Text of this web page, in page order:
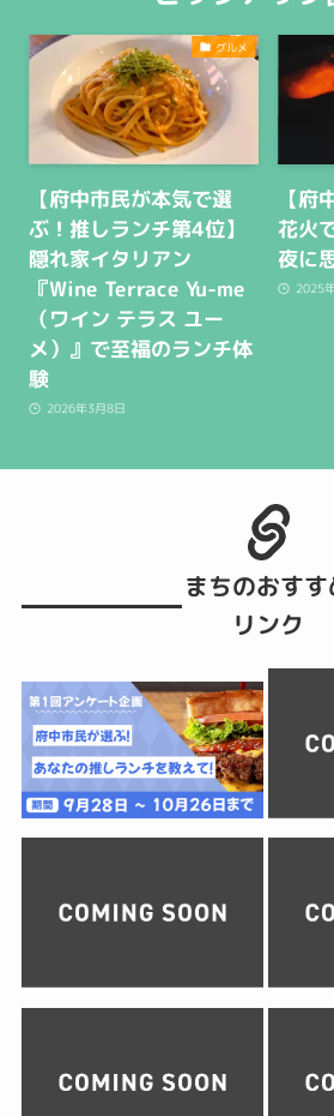
グルメ
【府中市民が本気で選
ぶ！推しランチ第4位】
隠れ家イタリアン
『Wine Terrace Yu-me
（ワイン テラス ユー
メ）』で至福のランチ体
験
2026年3月8日
【府
花火
夜に
2025
まちのおすす
リンク